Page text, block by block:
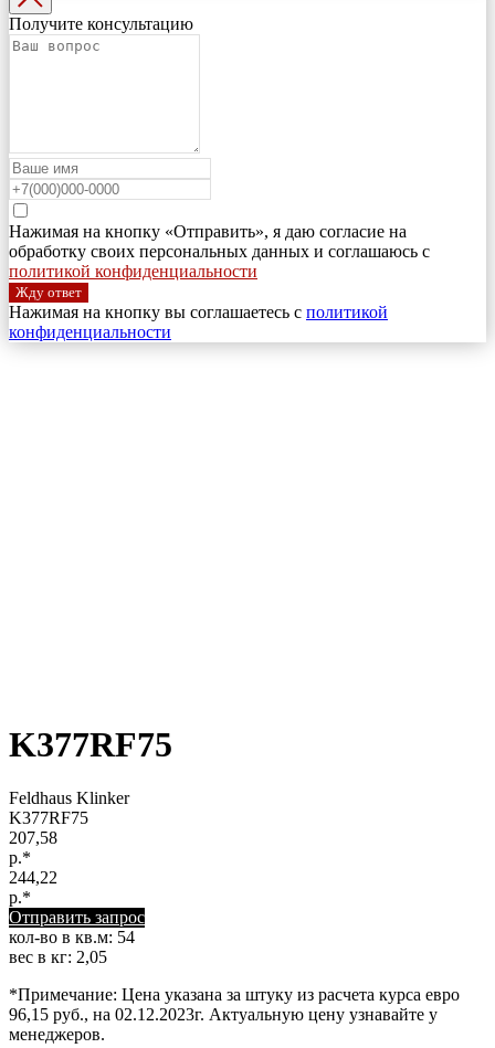
Получите консультацию
Нажимая на кнопку «Отправить», я даю согласие на
обработку своих персональных данных и соглашаюсь с
политикой конфиденциальности
Жду ответ
Нажимая на кнопку вы соглашаетесь с политикой
конфиденциальности
K377RF75
Feldhaus Klinker
K377RF75
207,58
р.*
244,22
р.*
Отправить запрос
кол-во в кв.м: 54
вес в кг: 2,05
*Примечание: Цена указана за штуку из расчета курса евро
96,15 руб., на 02.12.2023г. Актуальную цену узнавайте у
менеджеров.